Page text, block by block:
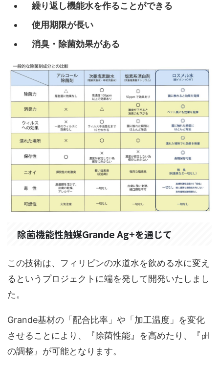
繰り返し機能水を作ることができる
使用期限が長い
消臭・除菌効果がある
除菌機能性触媒Grande Ag+を通じて
この技術は、フィリピンの水道水を飲める水に変え
るというプロジェクトに端を発して開発いたしまし
た。
Grande基材の「配合比率」や「加工温度」を変化
させることにより、『除菌性能』を高めたり、『㏗
の調整』が可能となります。